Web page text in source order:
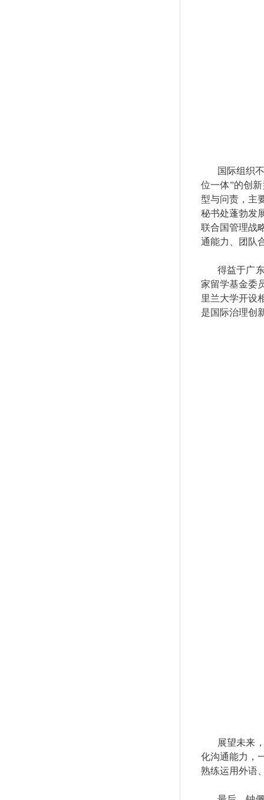
国际组织
位一体”的创
型与问责 ，主
秘书处蓬勃发
联合国管理战
通能力、团队
得益于广
家留学基金委
里兰大学开设
是国际治理创
展望未来
化沟通能力，
熟练运用外语